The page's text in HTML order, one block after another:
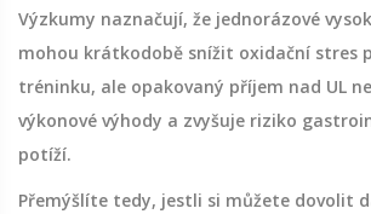
Výzkumy naznačují, že jednorázové
mohou krátkodobě snížit oxidační stres
tréninku, ale opakovaný příjem nad UL
výkonové výhody a zvyšuje riziko
potíží.
Přemýšlíte tedy, jestli si můžete dovolit